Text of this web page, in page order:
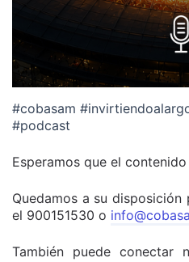
#cobasam
#podcast
Esperamos que el
Quedamos a su
el 900151530 o
También puede conectar